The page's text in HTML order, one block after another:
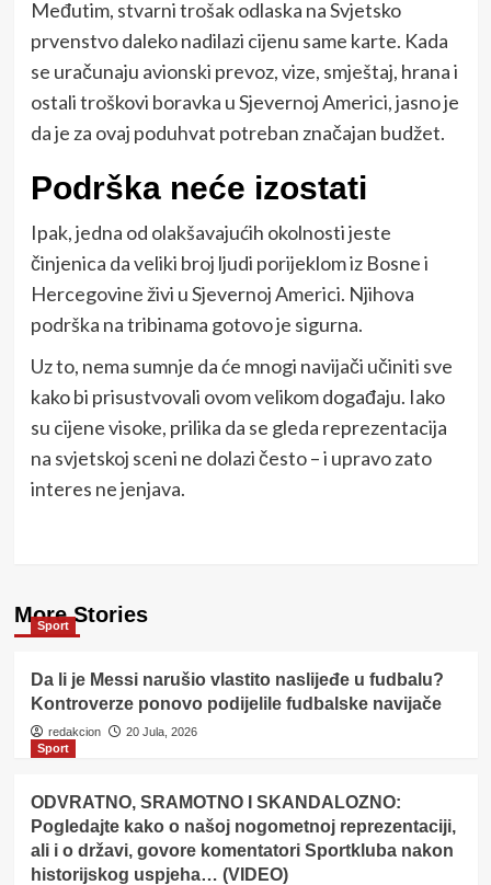
Međutim, stvarni trošak odlaska na Svjetsko
prvenstvo daleko nadilazi cijenu same karte. Kada
se uračunaju avionski prevoz, vize, smještaj, hrana i
ostali troškovi boravka u Sjevernoj Americi, jasno je
da je za ovaj poduhvat potreban značajan budžet.
Podrška neće izostati
Ipak, jedna od olakšavajućih okolnosti jeste
činjenica da veliki broj ljudi porijeklom iz Bosne i
Hercegovine živi u Sjevernoj Americi. Njihova
podrška na tribinama gotovo je sigurna.
Uz to, nema sumnje da će mnogi navijači učiniti sve
kako bi prisustvovali ovom velikom događaju. Iako
su cijene visoke, prilika da se gleda reprezentacija
na svjetskoj sceni ne dolazi često – i upravo zato
interes ne jenjava.
More Stories
Sport
Da li je Messi narušio vlastito naslijeđe u fudbalu?
Kontroverze ponovo podijelile fudbalske navijače
redakcion
20 Jula, 2026
Sport
ODVRATNO, SRAMOTNO I SKANDALOZNO:
Pogledajte kako o našoj nogometnoj reprezentaciji,
ali i o državi, govore komentatori Sportkluba nakon
historijskog uspjeha… (VIDEO)